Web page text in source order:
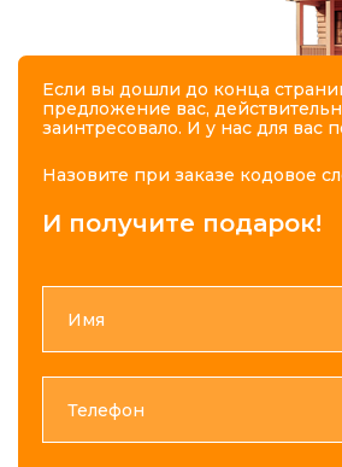
Если вы дошли до конца
предложение вас,
заинтресовало. И у нас для вас
Назовите при заказе кодовое
И получите подарок!